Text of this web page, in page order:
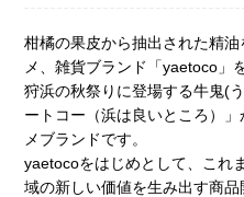
柑橘の果皮から抽出された精
メ、雑貨ブランド「yaetoco」
狩浜の秋祭りに登場する牛鬼(
ートコー（浜は良いところ）
メブランドです。
yaetocoをはじめとして、これ
域の新しい価値を生み出す商品